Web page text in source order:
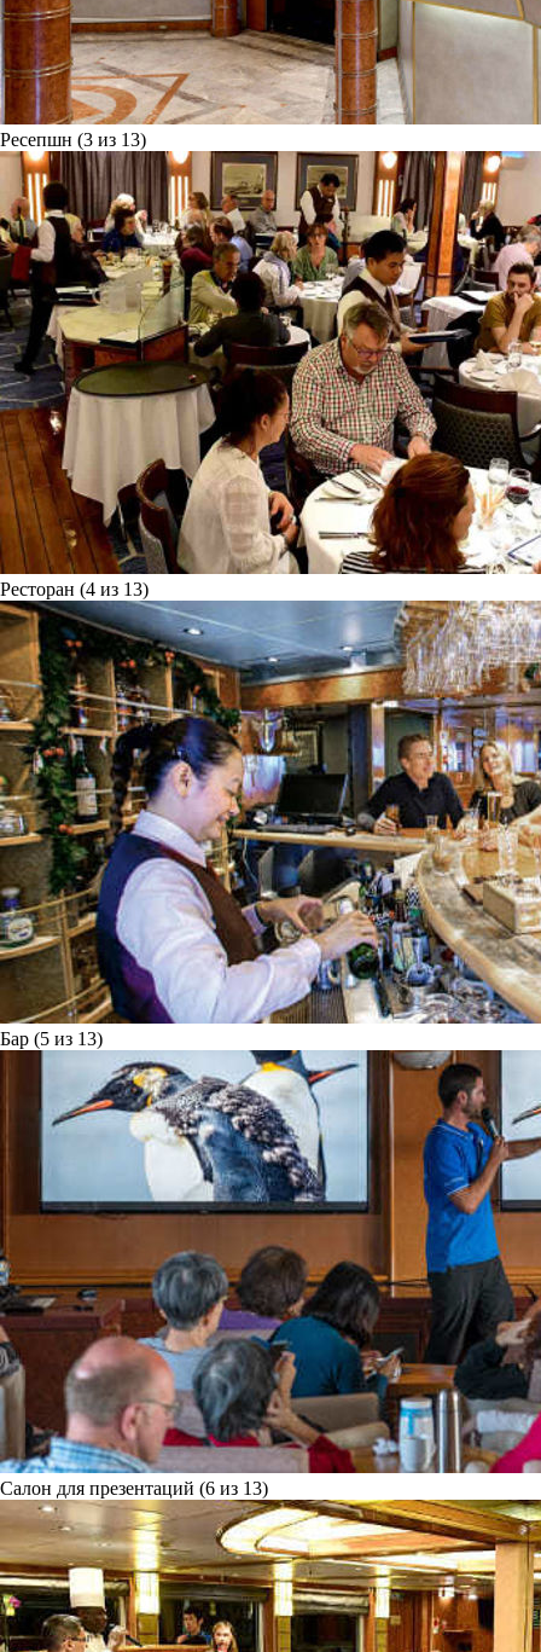
Ресепшн (3 из 13)
Ресторан (4 из 13)
Бар (5 из 13)
Салон для презентаций (6 из 13)